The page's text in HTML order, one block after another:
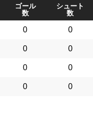
ゴール
数
シュート
数
0 0
0 0
0 0
0 0